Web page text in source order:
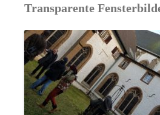
Transparente